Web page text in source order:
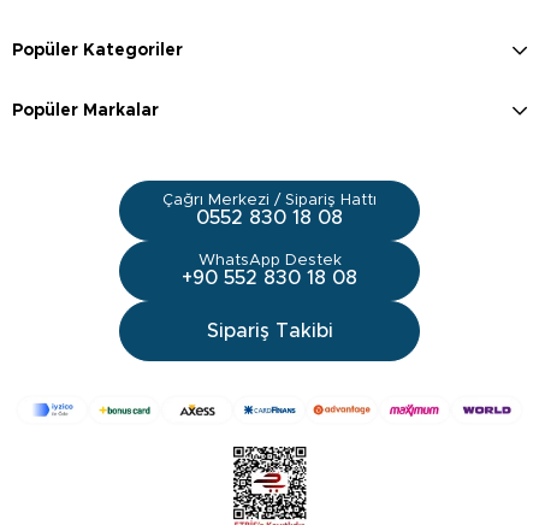
Popüler Kategoriler
Popüler Markalar
Çağrı Merkezi / Sipariş Hattı
0552 830 18 08
WhatsApp Destek
+90 552 830 18 08
Sipariş Takibi